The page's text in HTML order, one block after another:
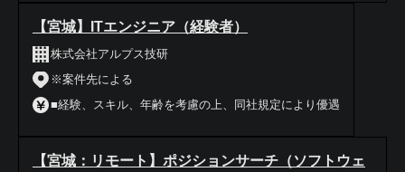
【宮城】ITエンジニア（経験者）
株式会社アルプス技研
※案件先による
■経験、スキル、年齢を考慮の上、同社規定により優遇
【宮城：リモート】ポジションサーチ（ソフトウェ